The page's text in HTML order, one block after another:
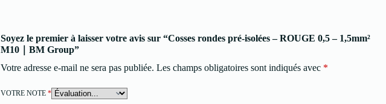
Soyez le premier à laisser votre avis sur “Cosses rondes pré-isolées – ROUGE 0,5 – 1,5mm²
M10｜BM Group”
Votre adresse e-mail ne sera pas publiée. Les champs obligatoires sont indiqués avec *
VOTRE NOTE *